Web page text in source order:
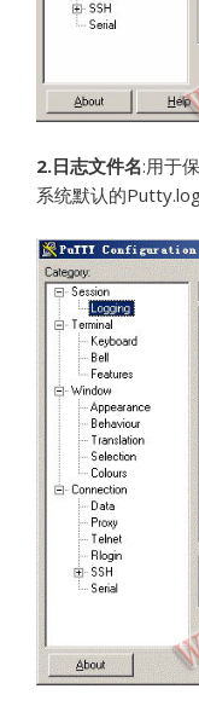
2.日志文件名:用于
系统默认的